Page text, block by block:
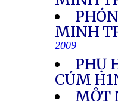
MINH
2009
PHỤ
CÚM
MỘT